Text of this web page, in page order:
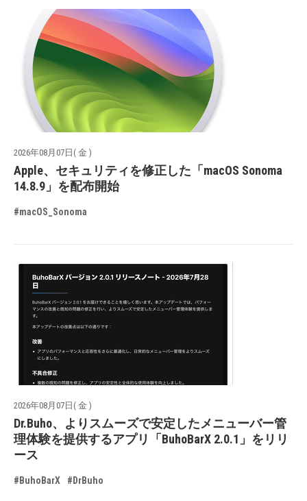
2026年08月07日( 金 )
Apple、セキュリティを修正した「macOS Sonoma
14.8.9」を配布開始
#macOS_Sonoma
2026年08月07日( 金 )
Dr.Buho、よりスムーズで安定したメニューバー管
理体験を提供するアプリ「BuhoBarX 2.0.1」をリリ
ース
#BuhoBarX #DrBuho